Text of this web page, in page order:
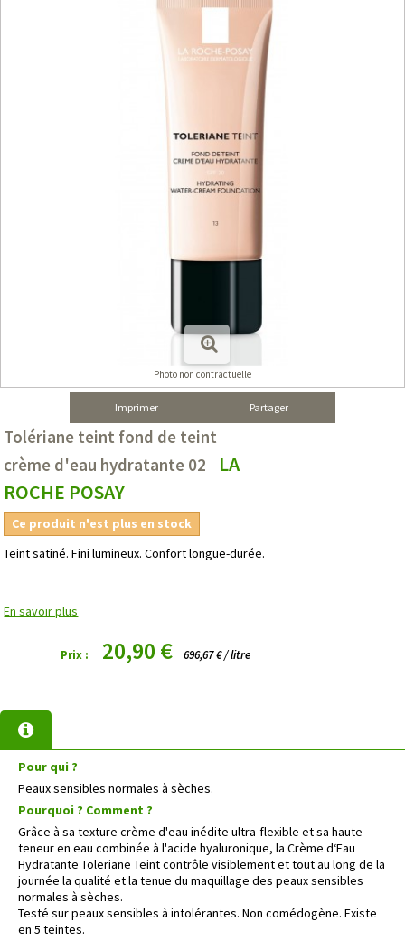
Photo non contractuelle
Imprimer Partager
Tolériane teint fond de teint
crème d'eau hydratante 02
LA
ROCHE POSAY
Ce produit n'est plus en stock
Teint satiné. Fini lumineux. Confort longue-durée.
En savoir plus
Prix : 20,90 € 696,67 € / litre
Pour qui ?
Peaux sensibles normales à sèches.
Pourquoi ? Comment ?
Grâce à sa texture crème d'eau inédite ultra-flexible et sa haute
teneur en eau combinée à l'acide hyaluronique, la Crème d‘Eau
Hydratante Toleriane Teint contrôle visiblement et tout au long de la
journée la qualité et la tenue du maquillage des peaux sensibles
normales à sèches.
Testé sur peaux sensibles à intolérantes. Non comédogène. Existe
en 5 teintes.